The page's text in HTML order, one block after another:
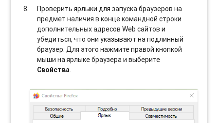
Проверить ярлыки для запуска браузеров на
предмет наличия в конце командной строки
дополнительных адресов Web сайтов и
убедиться, что они указывают на подлинный
браузер. Для этого нажмите правой кнопкой
мыши на ярлыке браузера и выберите
Свойства.